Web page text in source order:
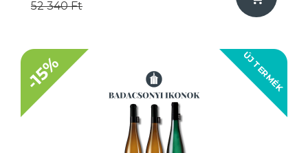
52 340 Ft
ÚJ TERMÉK
-15%